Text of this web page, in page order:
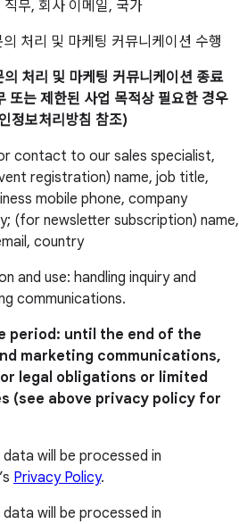
무, 회사 이메일, 국가
처리 및 마케팅 커뮤니케이션 수행
처리 및 마케팅 커뮤니케이션 종료
또는 제한된 사업 목적상 필요한 경우
정보처리방침 참조)
contact to our sales specialist,
registration) name, job title,
mobile phone, company
(for newsletter subscription) name,
country
and use: handling inquiry and
communications.
period: until the end of the
marketing communications,
legal obligations or limited
(see above privacy policy for
will be processed in
Privacy Policy.
will be processed in